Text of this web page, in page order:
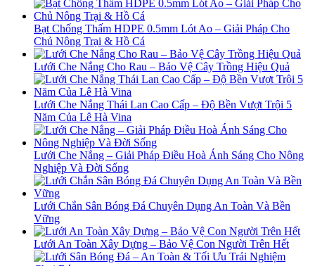
Bạt Chống Thấm HDPE 0.5mm Lót Ao – Giải Pháp Cho
Chủ Nông Trại & Hồ Cá
Lưới Che Nắng Cho Rau – Bảo Vệ Cây Trồng Hiệu Quả
Lưới Che Nắng Thái Lan Cao Cấp – Độ Bền Vượt Trội 5
Năm Của Lê Hà Vina
Lưới Che Nắng – Giải Pháp Điều Hoà Ánh Sáng Cho Nông
Nghiệp Và Đời Sống
Lưới Chắn Sân Bóng Đá Chuyên Dụng An Toàn Và Bền
Vững
Lưới An Toàn Xây Dựng – Bảo Vệ Con Người Trên Hết